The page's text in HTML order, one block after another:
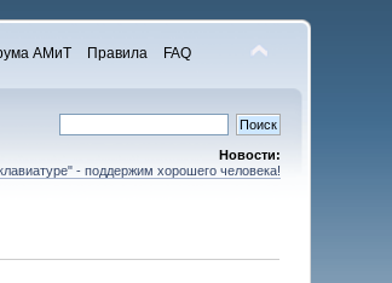
АМиТ Правила FAQ
Новости:
- поддержим хорошего человека!